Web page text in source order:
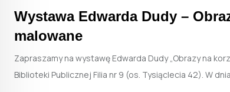
Wystawa Edwarda Dudy –
malowane
Zapraszamy na wystawę Edwarda Dudy „Obrazy na
Biblioteki Publicznej Filia nr 9 (os. Tysiąclecia 42). W